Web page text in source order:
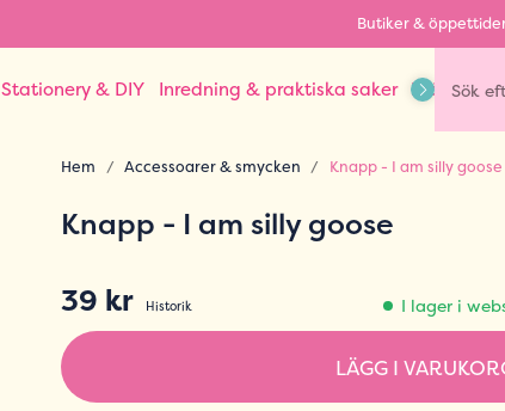
Butiker &
Stationery & DIY Inredning & praktiska saker Kläder &
Hem Accessoarer & smycken Knapp - I am silly goose
Knapp - I am silly goose
39 kr
Historik I lager i
LÄGG I